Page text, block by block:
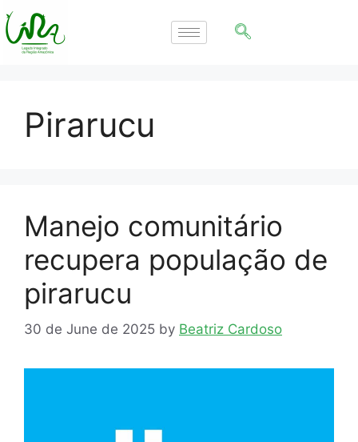
Pirarucu
Manejo comunitário
recupera população de
pirarucu
30 de June de 2025 by Beatriz Cardoso